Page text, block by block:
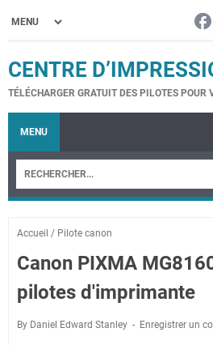
CENTRE
TÉLÉCHARGER GRATUIT DES PILOTES POUR
MENU
Accueil / Pilote canon
Canon PIXMA
pilotes d'imprimante
By Daniel Edward Stanley Enregistrer un